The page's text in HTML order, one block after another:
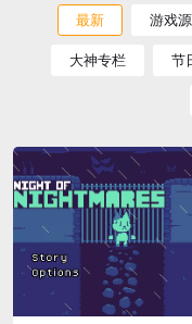
最新 游戏
大神专栏 节